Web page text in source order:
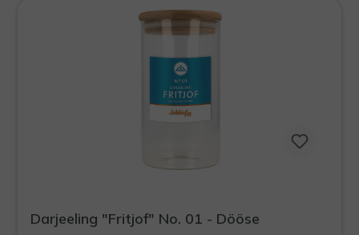
Darjeeling "Fritjof" No. 01 - Dööse